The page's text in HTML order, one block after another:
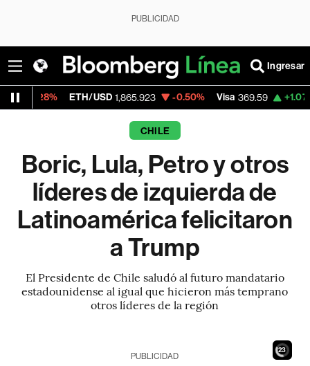
PUBLICIDAD
Ingresar
ETH/USD 1,865.923 -0.50% Visa 369.59 +1.07%
CHILE
Boric, Lula, Petro y otros
líderes de izquierda de
Latinoamérica felicitaron
a Trump
El Presidente de Chile saludó al futuro mandatario
estadounidense al igual que hicieron más temprano
otros líderes de la región
21
PUBLICIDAD